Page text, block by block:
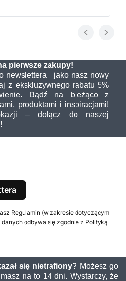
pierwsze zakupy!
newslettera i jako nasz nowy
z ekskluzywnego rabatu 5%
Bądź na bieżąco z
produktami i inspiracjami!
– dołącz do naszej
Regulamin (w zakresie dotyczącym
odbywa się zgodnie z Polityką
się nietrafiony? Możesz go
na to 14 dni. Wystarczy, że